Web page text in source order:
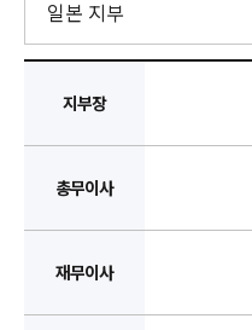
지부장
총무이사
재무이사